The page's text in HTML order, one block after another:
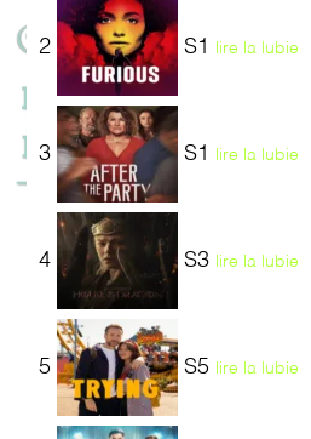
2 S1 lire la lubie
3 S1 lire la lubie
4 S3 lire la lubie
5 S5 lire la lubie